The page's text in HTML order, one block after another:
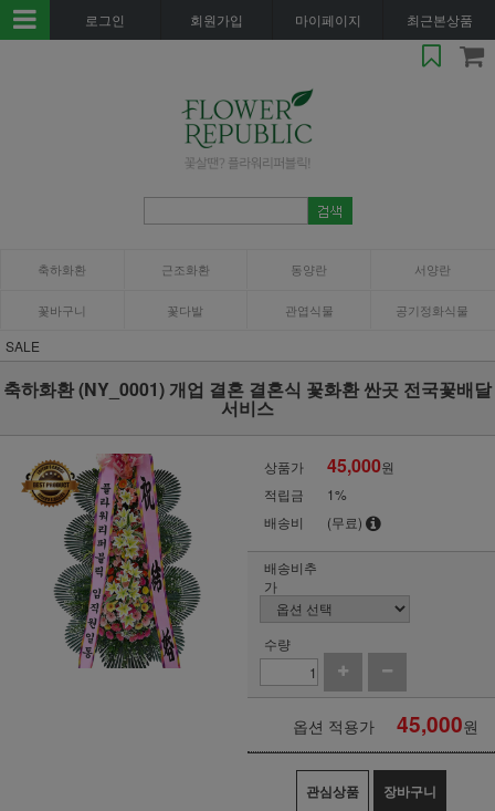
로그인 회원가입 마이페이지 최근본상품
축하화환 근조화환 동양란 서양란
꽃바구니 꽃다발 관엽식물 공기정화식물
SALE
축하화환 (NY_0001) 개업 결혼 결혼식 꽃화환 싼곳 전국꽃배달
서비스
상품가 45,000원
적립금
1%
배송비
(무료)
배송비추
가
수량
옵션 적용가 45,000원
관심상품 장바구니